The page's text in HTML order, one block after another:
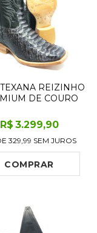
REIZINHO
DE COURO
LUXO BLACK
EDITION - CANO
BICO QUADRADO -
DE COURO
ARTESANAL
R$ 3.299,90
329,99 SEM JUROS
COMPRAR